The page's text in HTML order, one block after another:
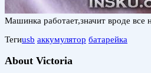
Машинка работает,значит вроде все
Тегиusb аккумулятор батарейка
About Victoria